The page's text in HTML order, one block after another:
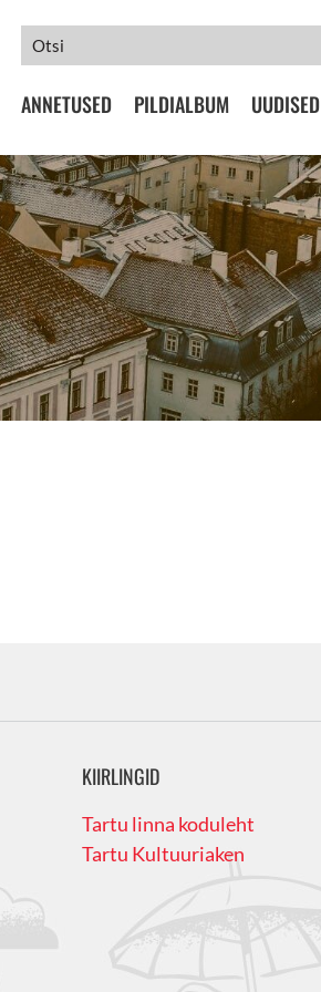
ANNETUSED PILDIALBUM UUDISED
KIIRLINGID
Tartu linna koduleht
Tartu Kultuuriaken